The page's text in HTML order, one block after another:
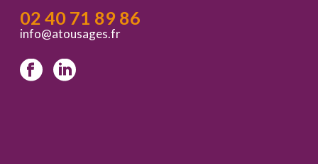
02 40 71 89 86
info@atousages.fr